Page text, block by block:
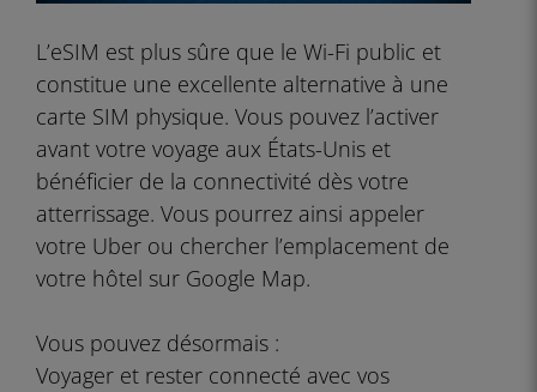
L’eSIM est plus sûre que le Wi-Fi public et
constitue une excellente alternative à une
carte SIM physique. Vous pouvez l’activer
avant votre voyage aux États-Unis et
bénéficier de la connectivité dès votre
atterrissage. Vous pourrez ainsi appeler
votre Uber ou chercher l’emplacement de
votre hôtel sur Google Map.
Vous pouvez désormais :
Voyager et rester connecté avec vos